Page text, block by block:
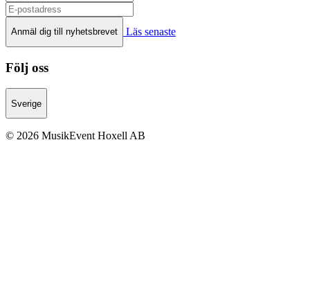
Anmäl dig till nyhetsbrevet Läs senaste
Följ oss
Sverige
© 2026 MusikEvent Hoxell AB